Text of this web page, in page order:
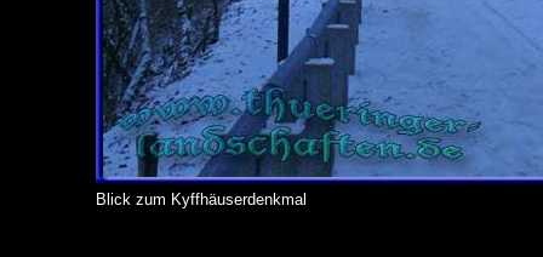
Blick zum Kyffhäuserdenkmal